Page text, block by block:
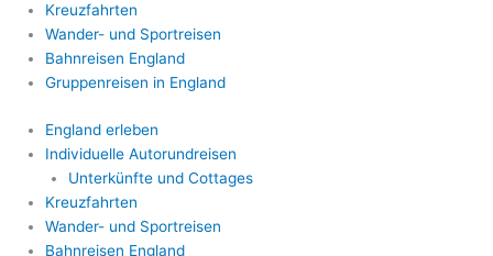
Kreuzfahrten
Wander- und Sportreisen
Bahnreisen England
Gruppenreisen in England
England erleben
Individuelle Autorundreisen
Unterkünfte und Cottages
Kreuzfahrten
Wander- und Sportreisen
Bahnreisen England